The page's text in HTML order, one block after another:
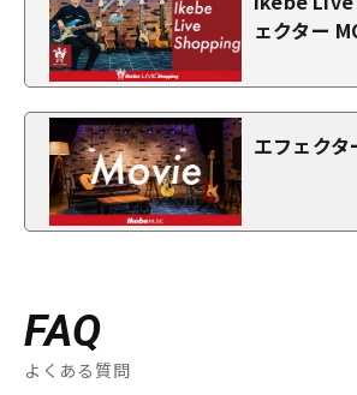
ェクター
エフェク
FAQ
よくある質問